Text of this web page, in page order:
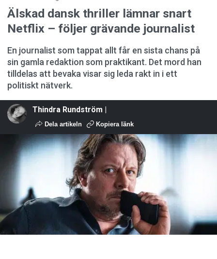
Älskad dansk thriller lämnar snart
Netflix – följer grävande journalist
En journalist som tappat allt får en sista chans på
sin gamla redaktion som praktikant. Det mord han
tilldelas att bevaka visar sig leda rakt in i ett
politiskt nätverk.
Thindra Rundström |
Dela artikeln Kopiera länk